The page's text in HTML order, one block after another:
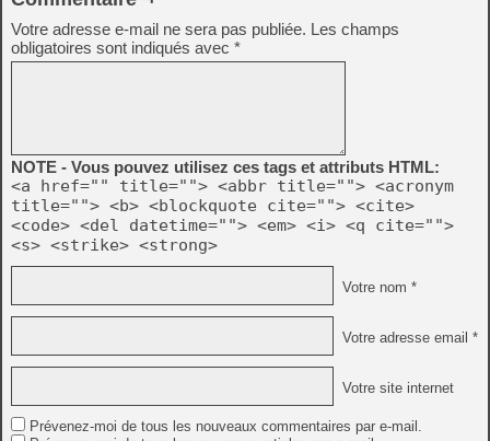
Votre adresse e-mail ne sera pas publiée. Les champs
obligatoires sont indiqués avec *
NOTE - Vous pouvez utilisez ces tags et attributs HTML:
<a href="" title=""> <abbr title=""> <acronym
title=""> <b> <blockquote cite=""> <cite>
<code> <del datetime=""> <em> <i> <q cite="">
<s> <strike> <strong>
Votre nom *
Votre adresse email *
Votre site internet
Prévenez-moi de tous les nouveaux commentaires par e-mail.